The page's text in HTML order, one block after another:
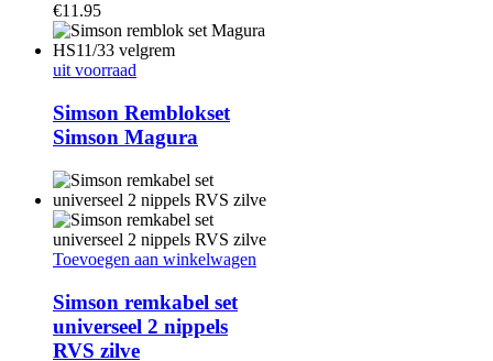
€11.95
uit voorraad
Simson Remblokset
Simson Magura
Toevoegen aan winkelwagen
Simson remkabel set
universeel 2 nippels
RVS zilve